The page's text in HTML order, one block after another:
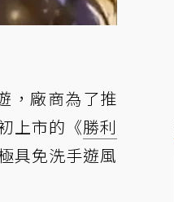
，廠商為了推
上市的《勝利
具免洗手遊風